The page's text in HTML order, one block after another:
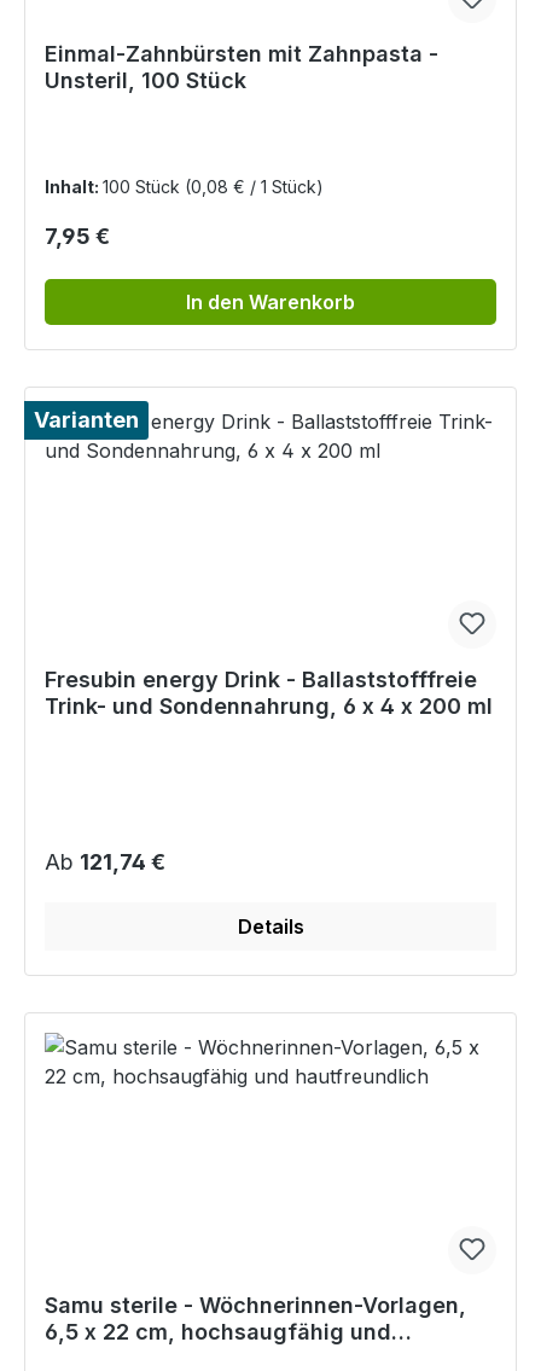
Einmal-Zahnbürsten mit Zahnpasta -
Unsteril, 100 Stück
Inhalt: 100 Stück (0,08 € / 1 Stück)
Regulärer Preis:
7,95 €
In den Warenkorb
Varianten
Fresubin energy Drink - Ballaststofffreie
Trink- und Sondennahrung, 6 x 4 x 200 ml
Regulärer Preis:
Ab 121,74 €
Details
Samu sterile - Wöchnerinnen-Vorlagen,
6,5 x 22 cm, hochsaugfähig und